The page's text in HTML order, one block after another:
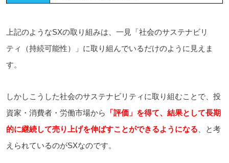
上記のようなSXの取り組みは、一見「社会のサステナビリ
ティ（持続可能性）」に取り組んでいるだけのように見えま
す。
しかしこうした社会のサステナビリティに取り組むことで、投
資家・消費者・労働市場から
「評価」を得て、結果として長期
的に継続して売り上げを伸ばすことができるようになる 、と考
えられているのがSXなのです。